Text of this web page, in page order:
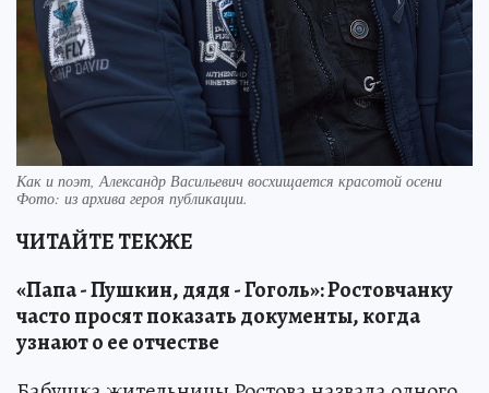
Как и поэт, Александр Васильевич восхищается красотой осени
Фото: из архива героя публикации.
ЧИТАЙТЕ ТЕКЖЕ
«Папа - Пушкин, дядя - Гоголь»: Ростовчанку
часто просят показать документы, когда
узнают о ее отчестве